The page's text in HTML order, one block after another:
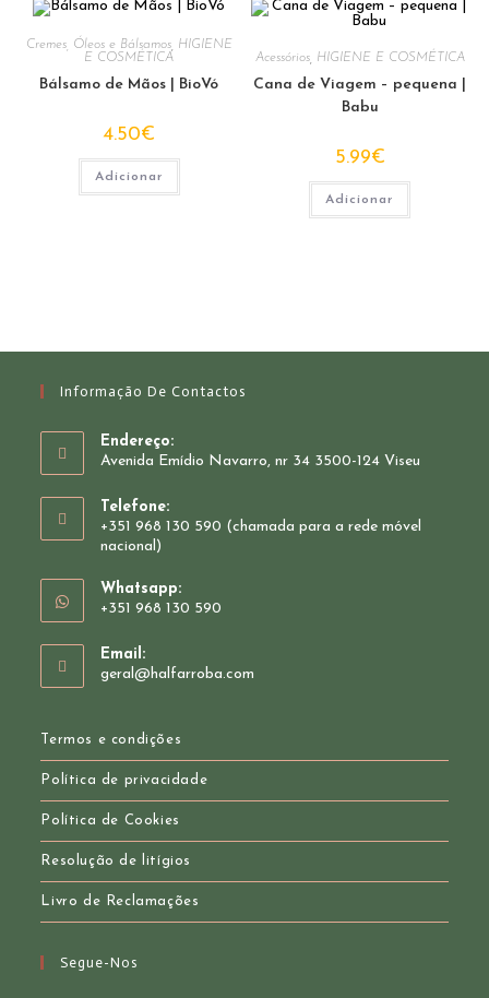
variants.
options
be
chosen
Cremes, Óleos e Bálsamos, HIGIENE
E COSMÉTICA
Bálsamo de Mãos | BioVó
4.50€
Adicionar
Acessórios, HIGIENE E COSMÉTICA
Cana de Viagem – pequena |
Babu
5.99€
Adicionar
Informação De Contactos
Endereço:
Avenida Emídio Navarro, nr 34 3500-124 Viseu
Telefone:
+351 968 130 590 (chamada para a rede móvel
nacional)
Whatsapp:
+351 968 130 590
in
your
Email:
geral@halfarroba.com
Termos e condições
Política de privacidade
Política de Cookies
Resolução de litígios
Livro de Reclamações
Segue-Nos